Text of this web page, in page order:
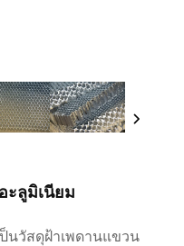
ะลูมิเนียม
นวัสดุฝ้าเพดานแขวน